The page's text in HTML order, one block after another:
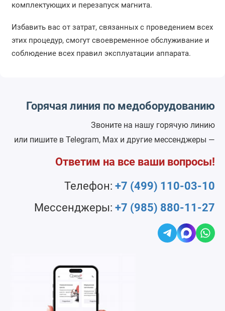
комплектующих и перезапуск магнита.
Избавить вас от затрат, связанных с проведением всех
этих процедур, смогут своевременное обслуживание и
соблюдение всех правил эксплуатации аппарата.
Горячая линия по медоборудованию
Звоните на нашу горячую линию
или пишите в Telegram, Max и другие мессенджеры —
Ответим на все ваши вопросы!
Телефон: +7 (499) 110-03-10
Мессенджеры: +7 (985) 880-11-27